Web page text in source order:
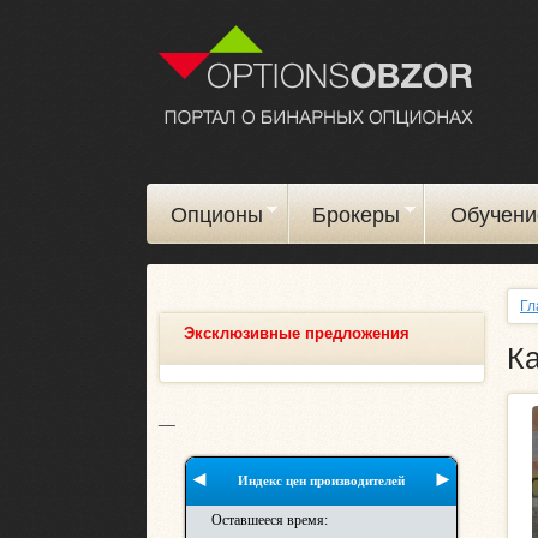
Опционы Брокеры
Эксклюзивные предложения